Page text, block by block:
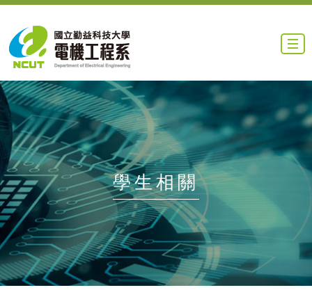
學生相關